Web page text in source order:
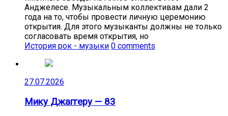
Анджелесе. Музыкальным коллективам дали 2
года на то, чтобы провести личную церемонию
открытия. Для этого музыканты должны не только
согласовать время открытия, но
История рок - музыки 0 comments
27.07.2026
Мику Джаггеру — 83